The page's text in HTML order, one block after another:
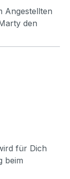
Angestellten
den
für Dich
beim